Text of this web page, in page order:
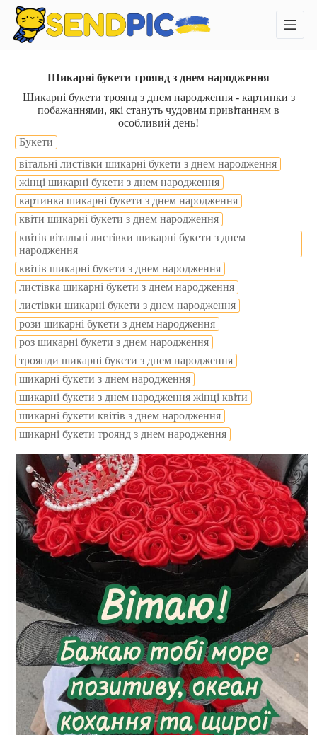
П
е
р
е
м
і
т
у
Шикарні букети троянд з днем народження
Шикарні букети троянд з днем народження - картинки з
побажаннями, які стануть чудовим привітанням в
особливий день!
Букети
вітальні листівки шикарні букети з днем народження
жінці шикарні букети з днем народження
картинка шикарні букети з днем народження
квіти шикарні букети з днем народження
квітів вітальні листівки шикарні букети з днем
народження
квітів шикарні букети з днем народження
листівка шикарні букети з днем народження
листівки шикарні букети з днем народження
рози шикарні букети з днем народження
роз шикарні букети з днем народження
троянди шикарні букети з днем народження
шикарні букети з днем народження
шикарні букети з днем народження жінці квіти
шикарні букети квітів з днем народження
шикарні букети троянд з днем народження